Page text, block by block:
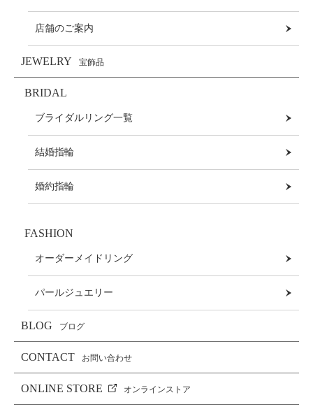
店舗のご案内
JEWELRY 宝飾品
BRIDAL
ブライダルリング一覧
結婚指輪
婚約指輪
FASHION
オーダーメイドリング
パールジュエリー
BLOG ブログ
CONTACT お問い合わせ
ONLINE STORE オンラインストア